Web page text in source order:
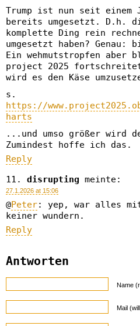
Trump ist nun seit einem
bereits umgesetzt. D.h.
komplette Ding rein
umgesetzt haben? Genau:
Ein wehmutstropfen aber
project 2025
wird es den Käse
s.
https://
harts
...und umso größer wird
Zumindest hoffe ich das.
Reply
disrupting meinte:
27.1.2026 at 15:06
@Peter: yep, war alles
keiner wundern.
Reply
Antworten
Name
Mail